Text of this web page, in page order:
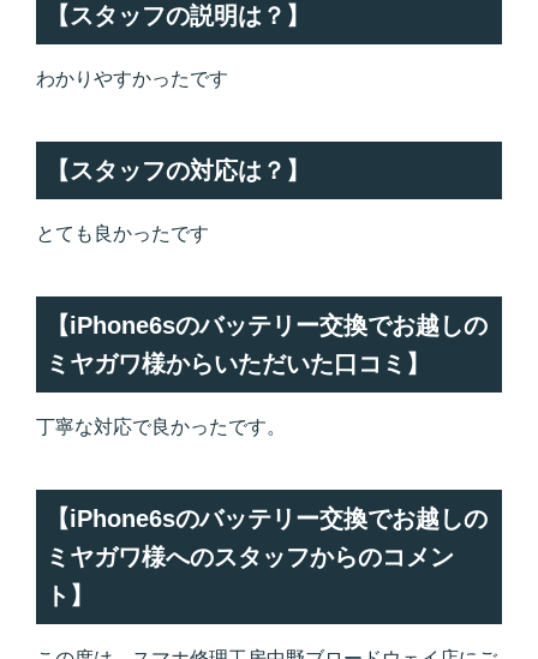
【スタッフの説明は？】
わかりやすかったです
【スタッフの対応は？】
とても良かったです
【iPhone6sのバッテリー交換でお越しの
ミヤガワ様からいただいた口コミ】
丁寧な対応で良かったです。
【iPhone6sのバッテリー交換でお越しの
ミヤガワ様へのスタッフからのコメン
ト】